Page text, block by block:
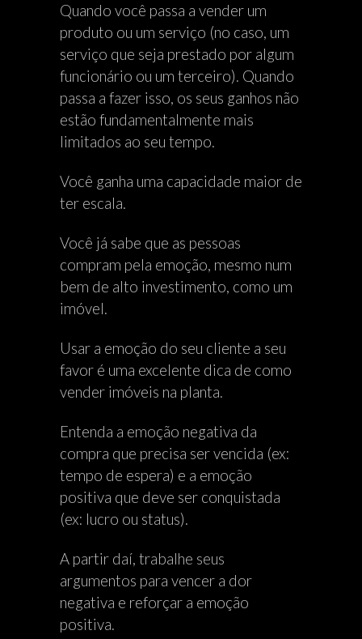
Quando você passa a vender um
produto ou um serviço (no caso, um
serviço que seja prestado por algum
funcionário ou um terceiro). Quando
passa a fazer isso, os seus ganhos não
estão fundamentalmente mais
limitados ao seu tempo.
Você ganha uma capacidade maior de
ter escala.
Você já sabe que as pessoas
compram pela emoção, mesmo num
bem de alto investimento, como um
imóvel.
Usar a emoção do seu cliente a seu
favor é uma excelente dica de como
vender imóveis na planta.
Entenda a emoção negativa da
compra que precisa ser vencida (ex:
tempo de espera) e a emoção
positiva que deve ser conquistada
(ex: lucro ou status).
A partir daí, trabalhe seus
argumentos para vencer a dor
negativa e reforçar a emoção
positiva.